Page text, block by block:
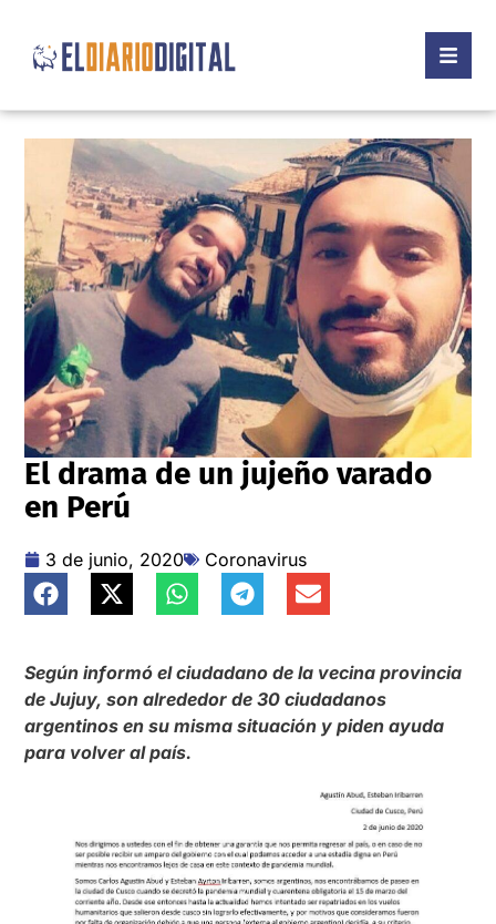
El drama de un jujeño varado
en Perú
3 de junio, 2020 Coronavirus
Según informó el ciudadano de la vecina provincia
de Jujuy, son alrededor de 30 ciudadanos
argentinos en su misma situación y piden ayuda
para volver al país.